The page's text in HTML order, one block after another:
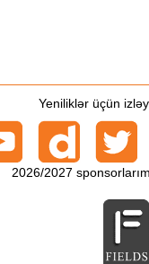
Yeniliklər üçün
2026/2027